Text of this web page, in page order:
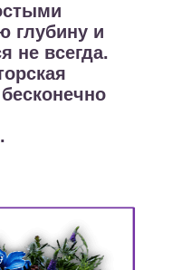
глубину и
не всегда.